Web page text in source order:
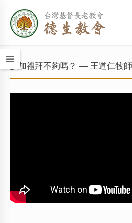
參加禮拜不夠嗎？ — 王道仁牧師